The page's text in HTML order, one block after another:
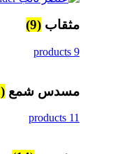
مثقاب (9)
9 products
مسدس شمع (11)
11 products